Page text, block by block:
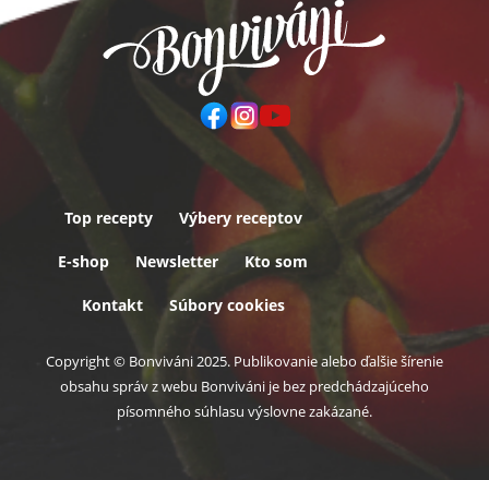
Top recepty Výbery receptov
E-shop Newsletter Kto som
Kontakt Súbory cookies
Copyright © Bonviváni 2025. Publikovanie alebo ďalšie šírenie
obsahu správ z webu Bonviváni je bez predchádzajúceho
písomného súhlasu výslovne zakázané.